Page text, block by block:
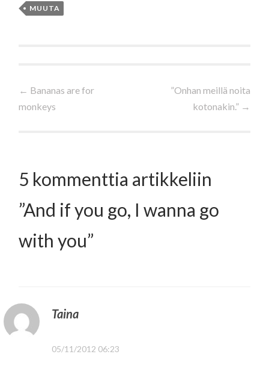
MUUTA
Artikkelien
selaus
← Bananas are for
monkeys
”Onhan meillä noita
kotonakin.” →
5 kommenttia artikkeliin
”And if you go, I wanna go
with you”
Taina
05/11/2012 06:23